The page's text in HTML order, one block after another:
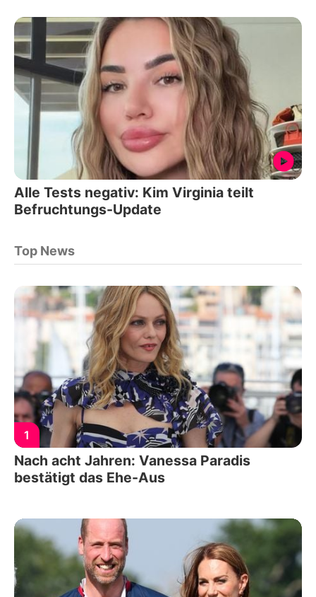
Alle Tests negativ: Kim Virginia teilt
Befruchtungs-Update
Top News
1
Nach acht Jahren: Vanessa Paradis
bestätigt das Ehe-Aus